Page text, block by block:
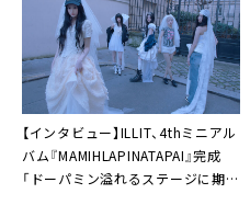
【インタビュー】ILLIT、4thミニアル
バム『MAMIHLAPINATAPAI』完成
「ドーパミン溢れるステージに期待